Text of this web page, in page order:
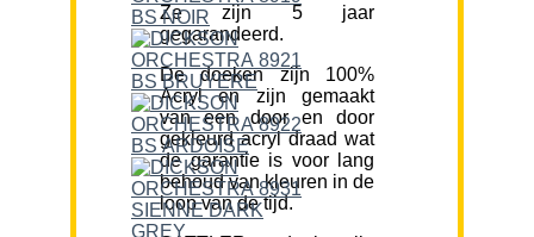
Ze zijn 5 jaar
gegarandeerd.
De doeken zijn 100%
Acryl en zijn gemaakt
van een door en door
gekleurd acryl draad wat
de garantie is voor lang
behoud van kleuren in de
loop van de tijd.